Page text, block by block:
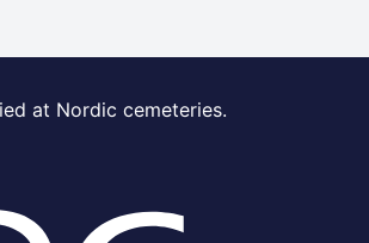
at Nordic cemeteries.